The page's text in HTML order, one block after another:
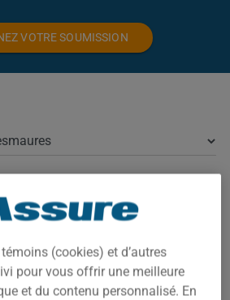
VOTRE SOUMISSION
À SAINT-
DESMAURES
(cookies) et d’autres
pour vous offrir une meilleure
et du contenu personnalisé. En